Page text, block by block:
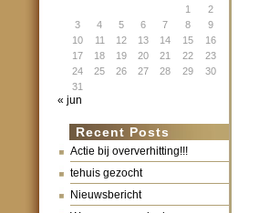
1
2
3
4 5 6 7 8
9
10
11 12 13 14 15
16
17
18 19 20 21 22
23
24
25 26 27 28 29
30
31
« jun
Recent Posts
Actie bij oververhitting!!!
tehuis gezocht
Nieuwsbericht